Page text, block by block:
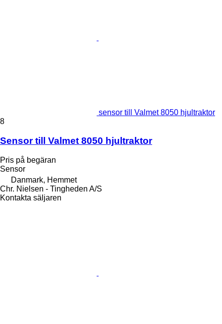
sensor till Valmet 8050 hjultraktor
8
Sensor till Valmet 8050 hjultraktor
Pris på begäran
Sensor
Danmark, Hemmet
Chr. Nielsen - Tingheden A/S
Kontakta säljaren